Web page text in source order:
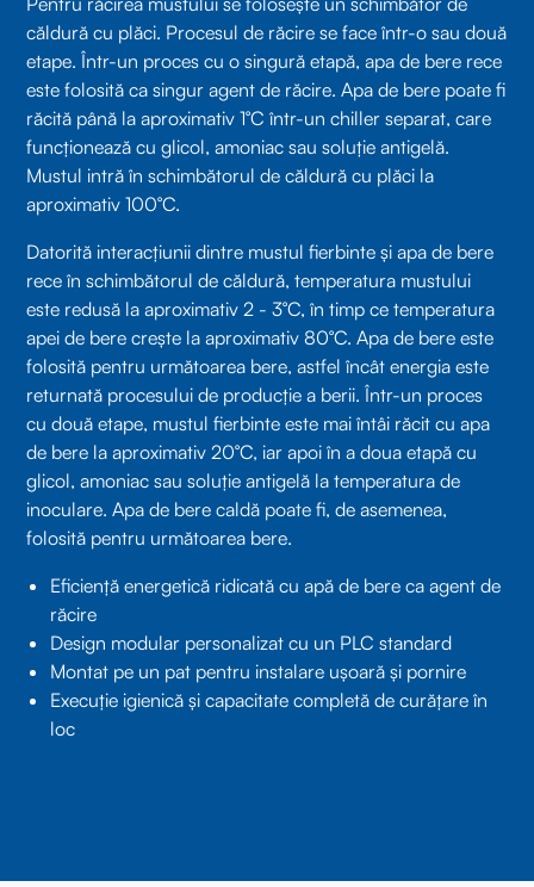
căldură cu plăci. Procesul de răcire se face într-o sau două
etape. Într-un proces cu o singură etapă, apa de bere rece
este folosită ca singur agent de răcire. Apa de bere poate fi
răcită până la aproximativ 1°C într-un chiller separat, care
funcționează cu glicol, amoniac sau soluție antigelă.
Mustul intră în schimbătorul de căldură cu plăci la
aproximativ 100°C.
Datorită interacțiunii dintre mustul fierbinte și apa de bere
rece în schimbătorul de căldură, temperatura mustului
este redusă la aproximativ 2 - 3°C, în timp ce temperatura
apei de bere crește la aproximativ 80°C. Apa de bere este
folosită pentru următoarea bere, astfel încât energia este
returnată procesului de producție a berii. Într-un proces
cu două etape, mustul fierbinte este mai întâi răcit cu apa
de bere la aproximativ 20°C, iar apoi în a doua etapă cu
glicol, amoniac sau soluție antigelă la temperatura de
inoculare. Apa de bere caldă poate fi, de asemenea,
folosită pentru următoarea bere.
Eficiență energetică ridicată cu apă de bere ca agent de
răcire
Design modular personalizat cu un PLC standard
Montat pe un pat pentru instalare ușoară și pornire
Execuție igienică și capacitate completă de curățare în
loc